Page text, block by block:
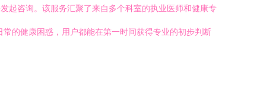
起咨询。该服务汇聚了来自多个科室的执业医师和健康专
的健康困惑，用户都能在第一时间获得专业的初步判断